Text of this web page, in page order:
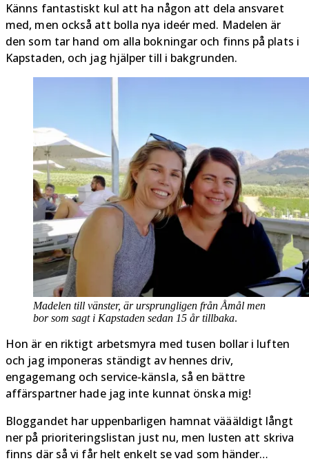
Känns fantastiskt kul att ha någon att dela ansvaret
med, men också att bolla nya ideér med. Madelen är
den som tar hand om alla bokningar och finns på plats i
Kapstaden, och jag hjälper till i bakgrunden.
Madelen till vänster, är ursprungligen från Åmål men
bor som sagt i Kapstaden sedan 15 år tillbaka.
Hon är en riktigt arbetsmyra med tusen bollar i luften
och jag imponeras ständigt av hennes driv,
engagemang och service-känsla, så en bättre
affärspartner hade jag inte kunnat önska mig!
Bloggandet har uppenbarligen hamnat väääldigt långt
ner på prioriteringslistan just nu, men lusten att skriva
finns där så vi får helt enkelt se vad som händer…